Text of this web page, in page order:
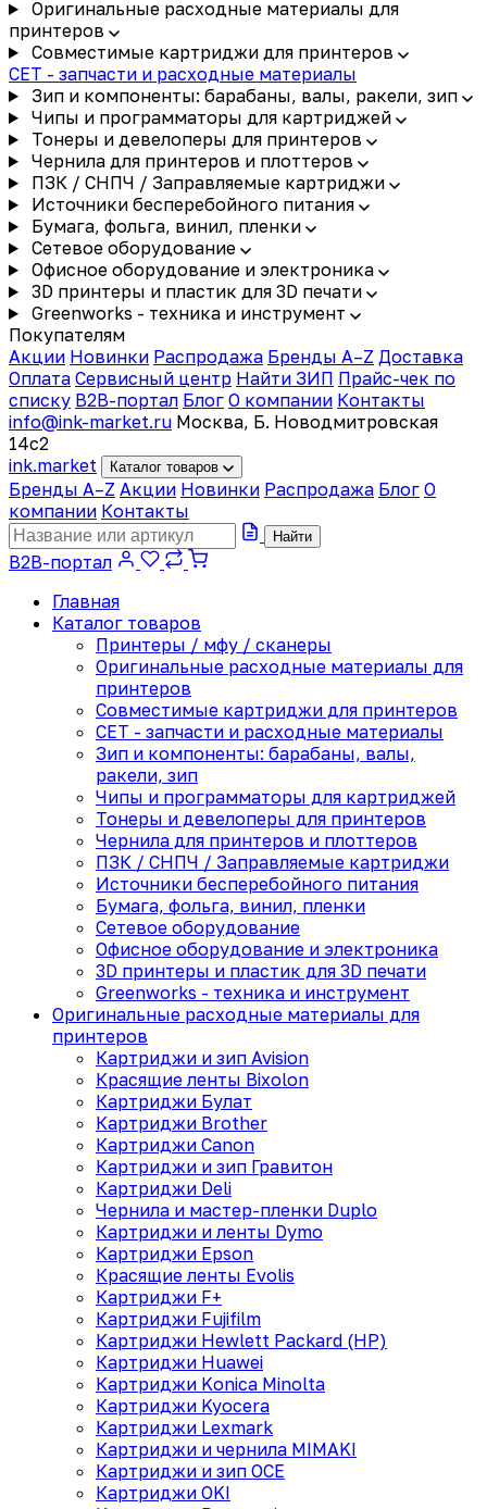
Оригинальные расходные материалы для
принтеров
Совместимые картриджи для принтеров
CET - запчасти и расходные материалы
Зип и компоненты: барабаны, валы, ракели, зип
Чипы и программаторы для картриджей
Тонеры и девелоперы для принтеров
Чернила для принтеров и плоттеров
ПЗК / СНПЧ / Заправляемые картриджи
Источники бесперебойного питания
Бумага, фольга, винил, пленки
Сетевое оборудование
Офисное оборудование и электроника
3D принтеры и пластик для 3D печати
Greenworks - техника и инструмент
Покупателям
Акции Новинки Распродажа Бренды A–Z Доставка
Оплата Сервисный центр Найти ЗИП Прайс-чек по
списку B2B-портал Блог О компании Контакты
info@ink-market.ru Москва, Б. Новодмитровская
14с2
ink.market Каталог товаров
Бренды A–Z Акции Новинки Распродажа Блог О
компании Контакты
Найти
B2B-портал
Главная
Каталог товаров
Принтеры / мфу / сканеры
Оригинальные расходные материалы для
принтеров
Совместимые картриджи для принтеров
CET - запчасти и расходные материалы
Зип и компоненты: барабаны, валы,
ракели, зип
Чипы и программаторы для картриджей
Тонеры и девелоперы для принтеров
Чернила для принтеров и плоттеров
ПЗК / СНПЧ / Заправляемые картриджи
Источники бесперебойного питания
Бумага, фольга, винил, пленки
Сетевое оборудование
Офисное оборудование и электроника
3D принтеры и пластик для 3D печати
Greenworks - техника и инструмент
Оригинальные расходные материалы для
принтеров
Картриджи и зип Avision
Красящие ленты Bixolon
Картриджи Булат
Картриджи Brother
Картриджи Canon
Картриджи и зип Гравитон
Картриджи Deli
Чернила и мастер-пленки Duplo
Картриджи и ленты Dymo
Картриджи Epson
Красящие ленты Evolis
Картриджи F+
Картриджи Fujifilm
Картриджи Hewlett Packard (HP)
Картриджи Huawei
Картриджи Konica Minolta
Картриджи Kyocera
Картриджи Lexmark
Картриджи и чернила MIMAKI
Картриджи и зип OCE
Картриджи OKI